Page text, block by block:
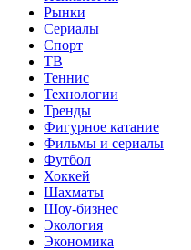
Рынки
Сериалы
Спорт
ТВ
Теннис
Технологии
Тренды
Фигурное катание
Фильмы и сериалы
Футбол
Хоккей
Шахматы
Шоу-бизнес
Экология
Экономика